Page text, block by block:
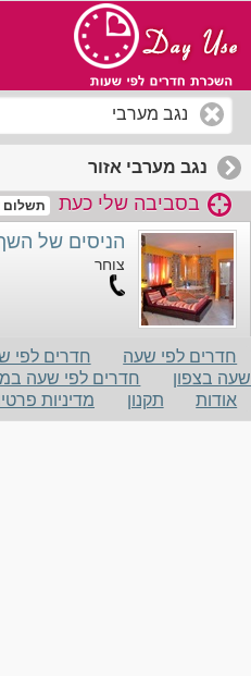
נגב מערבי אזור
בסביבה שלי כעת תשלום
הניסים של
צוחר
חדרים לפי שעה חדרים לפי
שעה בצפון
חדרים לפי שעה
אודות
תקנון מדיניות